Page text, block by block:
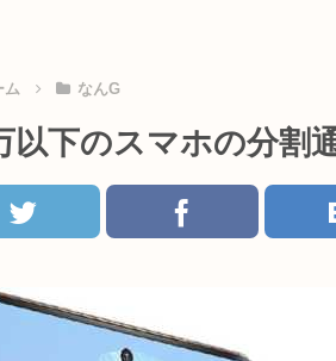
ム なんG
以下のスマホの分割